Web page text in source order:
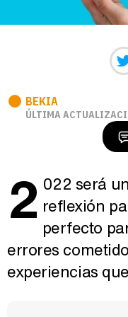
BEKIA
ÚLTIMA
2 022 será
reflexión
perfecto
errores
experiencias